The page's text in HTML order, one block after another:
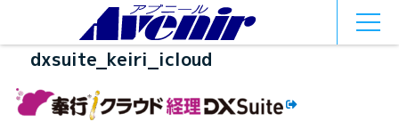
dxsuite_keiri_icloud
MEN